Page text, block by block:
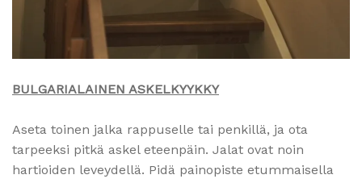
BULGARIALAINEN ASKELKYYKKY
Aseta toinen jalka rappuselle tai penkillä, ja ota
tarpeeksi pitkä askel eteenpäin. Jalat ovat noin
hartioiden leveydellä. Pidä painopiste etummaisella